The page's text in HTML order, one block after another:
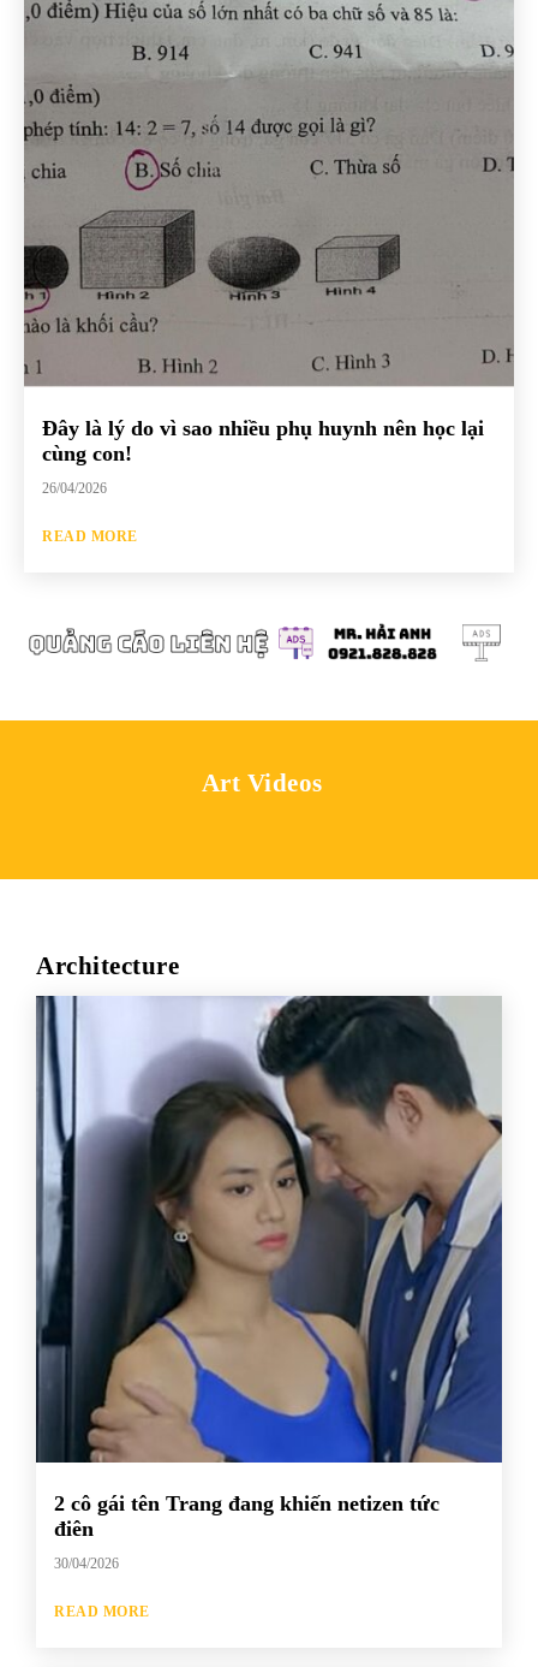
Đây là lý do vì sao nhiều phụ huynh nên học lại
cùng con!
26/04/2026
READ MORE
Art Videos
Architecture
2 cô gái tên Trang đang khiến netizen tức
điên
30/04/2026
READ MORE